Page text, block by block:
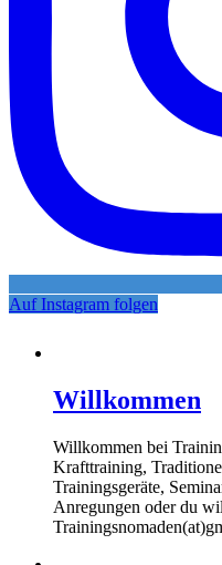
Auf Instagram folgen
Willkommen
Willkommen bei
Krafttraining,
Trainingsgeräte,
Anregungen oder du